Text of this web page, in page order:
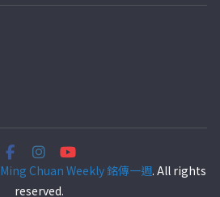
Ming Chuan Weekly 銘傳一週. All rights
reserved.